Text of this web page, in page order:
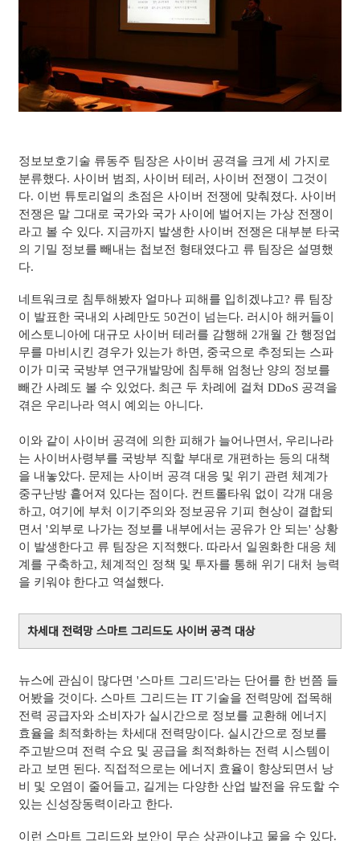
정보보호기술 류동주 팀장은 사이버 공격을 크게 세 가지로
분류했다. 사이버 범죄, 사이버 테러, 사이버 전쟁이 그것이
다. 이번 튜토리얼의 초점은 사이버 전쟁에 맞춰졌다. 사이버
전쟁은 말 그대로 국가와 국가 사이에 벌어지는 가상 전쟁이
라고 볼 수 있다. 지금까지 발생한 사이버 전쟁은 대부분 타국
의 기밀 정보를 빼내는 첩보전 형태였다고 류 팀장은 설명했
다.
네트워크로 침투해봤자 얼마나 피해를 입히겠냐고? 류 팀장
이 발표한 국내외 사례만도 50건이 넘는다. 러시아 해커들이
에스토니아에 대규모 사이버 테러를 감행해 2개월 간 행정업
무를 마비시킨 경우가 있는가 하면, 중국으로 추정되는 스파
이가 미국 국방부 연구개발망에 침투해 엄청난 양의 정보를
빼간 사례도 볼 수 있었다. 최근 두 차례에 걸쳐 DDoS 공격을
겪은 우리나라 역시 예외는 아니다.
이와 같이 사이버 공격에 의한 피해가 늘어나면서, 우리나라
는 사이버사령부를 국방부 직할 부대로 개편하는 등의 대책
을 내놓았다. 문제는 사이버 공격 대응 및 위기 관련 체계가
중구난방 흩어져 있다는 점이다. 컨트롤타워 없이 각개 대응
하고, 여기에 부처 이기주의와 정보공유 기피 현상이 결합되
면서 '외부로 나가는 정보를 내부에서는 공유가 안 되는' 상황
이 발생한다고 류 팀장은 지적했다. 따라서 일원화한 대응 체
계를 구축하고, 체계적인 정책 및 투자를 통해 위기 대처 능력
을 키워야 한다고 역설했다.
차세대 전력망 스마트 그리드도 사이버 공격 대상
뉴스에 관심이 많다면 '스마트 그리드'라는 단어를 한 번쯤 들
어봤을 것이다. 스마트 그리드는 IT 기술을 전력망에 접목해
전력 공급자와 소비자가 실시간으로 정보를 교환해 에너지
효율을 최적화하는 차세대 전력망이다. 실시간으로 정보를
주고받으며 전력 수요 및 공급을 최적화하는 전력 시스템이
라고 보면 된다. 직접적으로는 에너지 효율이 향상되면서 낭
비 및 오염이 줄어들고, 길게는 다양한 산업 발전을 유도할 수
있는 신성장동력이라고 한다.
이런 스마트 그리드와 보안이 무슨 상관이냐고 물을 수 있다.